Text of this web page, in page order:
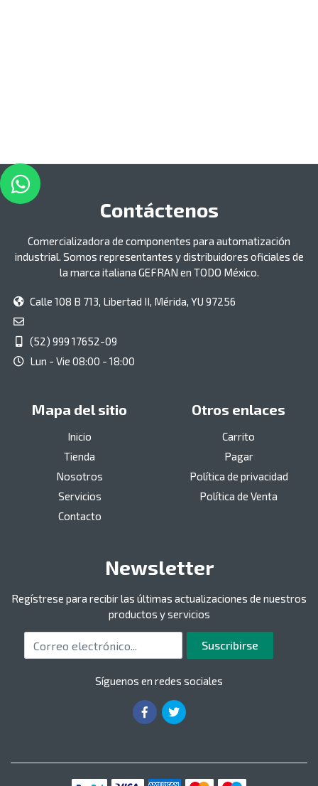
Contáctenos
Comercializadora de componentes para automatización
industrial. Somos representantes y distribuidores oficiales de
la marca italiana GEFRAN en TODO México.
Calle 108 B 713, Libertad II, Mérida, YU 97256
(52) 999 17652-09
Lun - Vie 08:00 - 18:00
Mapa del sitio
Inicio
Tienda
Nosotros
Servicios
Contacto
Otros enlaces
Carrito
Pagar
Política de privacidad
Política de Venta
Newsletter
Regístrese para recibir las últimas actualizaciones de nuestros
productos y servicios
Correo electrónico Suscribirse
Síguenos en redes sociales